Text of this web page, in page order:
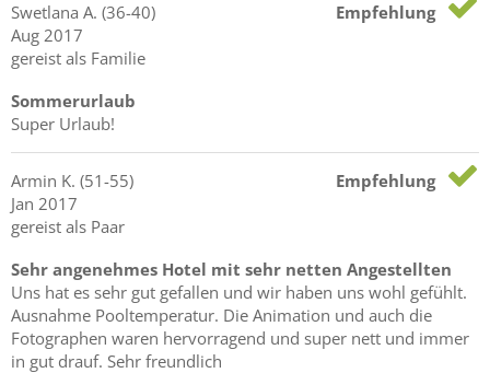
Swetlana A. (36-40)
Aug 2017
gereist als Familie
Empfehlung
Sommerurlaub
Super Urlaub!
Armin K. (51-55)
Jan 2017
gereist als Paar
Empfehlung
Sehr angenehmes Hotel mit sehr netten Angestellten
Uns hat es sehr gut gefallen und wir haben uns wohl gefühlt.
Ausnahme Pooltemperatur. Die Animation und auch die
Fotographen waren hervorragend und super nett und immer
in gut drauf. Sehr freundlich